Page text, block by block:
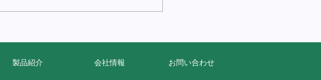
製品紹介 会社情報 お問い合わせ